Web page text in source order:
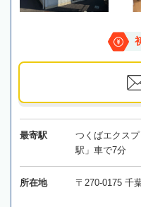
最寄駅
つくばエクス
駅」車で7分
所在地 〒270-0175 千